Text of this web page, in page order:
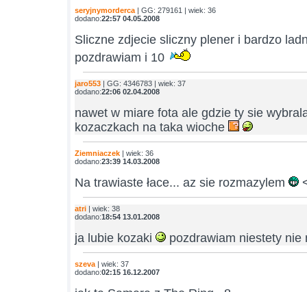
seryjnymorderca | GG: 279161 | wiek: 36
dodano:22:57 04.05.2008
Sliczne zdjecie sliczny plener i bardzo
pozdrawiam i 10
jaro553 | GG: 4346783 | wiek: 37
dodano:22:06 02.04.2008
nawet w miare fota ale gdzie ty sie
kozaczkach na taka wioche
Ziemniaczek | wiek: 36
dodano:23:39 14.03.2008
Na trawiaste łace... az sie rozmazylem
atri | wiek: 38
dodano:18:54 13.01.2008
ja lubie kozaki pozdrawiam niestety nie
szeva | wiek: 37
dodano:02:15 16.12.2007